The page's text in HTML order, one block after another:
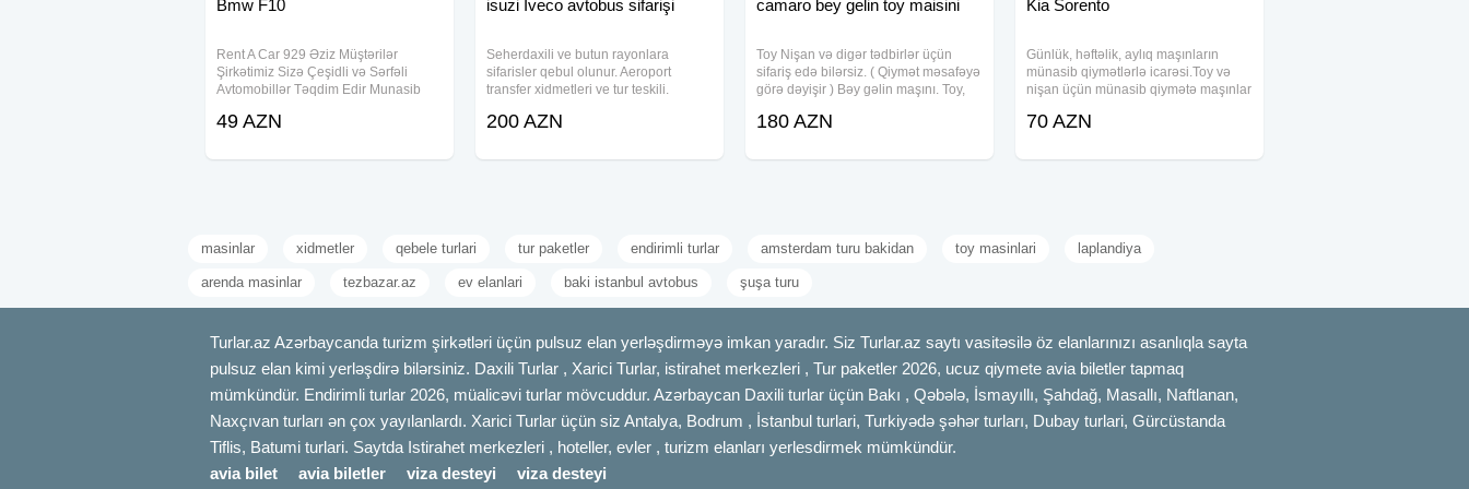
Bmw F10
Rent A Car 929 Əziz Müştərilər
Şirkətimiz Sizə Çeşidli və Sərfəli
Avtomobillər Təqdim Edir Munasib
teklif ediriki, Depozit yoxdur, 15
qiymetler
49 AZN
isuzi Iveco avtobus sifarişi
Seherdaxili ve butun rayonlara
sifarisler qebul olunur. Aeroport
transfer xidmetleri ve tur teskili.
#Mercedes #S class #Transfer #Iveco,
#Travego,
200 AZN
camaro bey gelin toy maisini
Toy Nişan və digər tədbirlər üçün
sifariş edə bilərsiz. ( Qiymət məsafəyə
görə dəyişir ) Bəy gəlin maşını. Toy,
Doğum Evindən Çıxarılması, Klip,
olunur.
180 AZN
Kia Sorento
Günlük, həftəlik, aylıq maşınların
münasib qiymətlərlə icarəsi.Toy və
nişan üçün münasib qiymətə maşınlar
Bəzədilmə Yanacaq Sürücü biz
السيارات
70 AZN
masinlar xidmetler qebele turlari tur paketler endirimli turlar amsterdam turu bakidan toy masinlari laplandiya
arenda masinlar tezbazar.az ev elanlari baki istanbul avtobus şuşa turu
Turlar.az Azərbaycanda turizm şirkətləri üçün pulsuz elan yerləşdirməyə imkan yaradır. Siz Turlar.az saytı vasitəsilə öz elanlarınızı asanlıqla sayta
pulsuz elan kimi yerləşdirə bilərsiniz. Daxili Turlar , Xarici Turlar, istirahet merkezleri , Tur paketler 2026, ucuz qiymete avia biletler tapmaq
mümkündür. Endirimli turlar 2026, müalicəvi turlar mövcuddur. Azərbaycan Daxili turlar üçün Bakı , Qəbələ, İsmayıllı, Şahdağ, Masallı, Naftlanan,
Naxçıvan turları ən çox yayılanlardı. Xarici Turlar üçün siz Antalya, Bodrum , İstanbul turlari, Turkiyədə şəhər turları, Dubay turlari, Gürcüstanda
Tiflis, Batumi turlari. Saytda Istirahet merkezleri , hoteller, evler , turizm elanları yerlesdirmek mümkündür.
avia bilet
avia biletler viza desteyi viza desteyi